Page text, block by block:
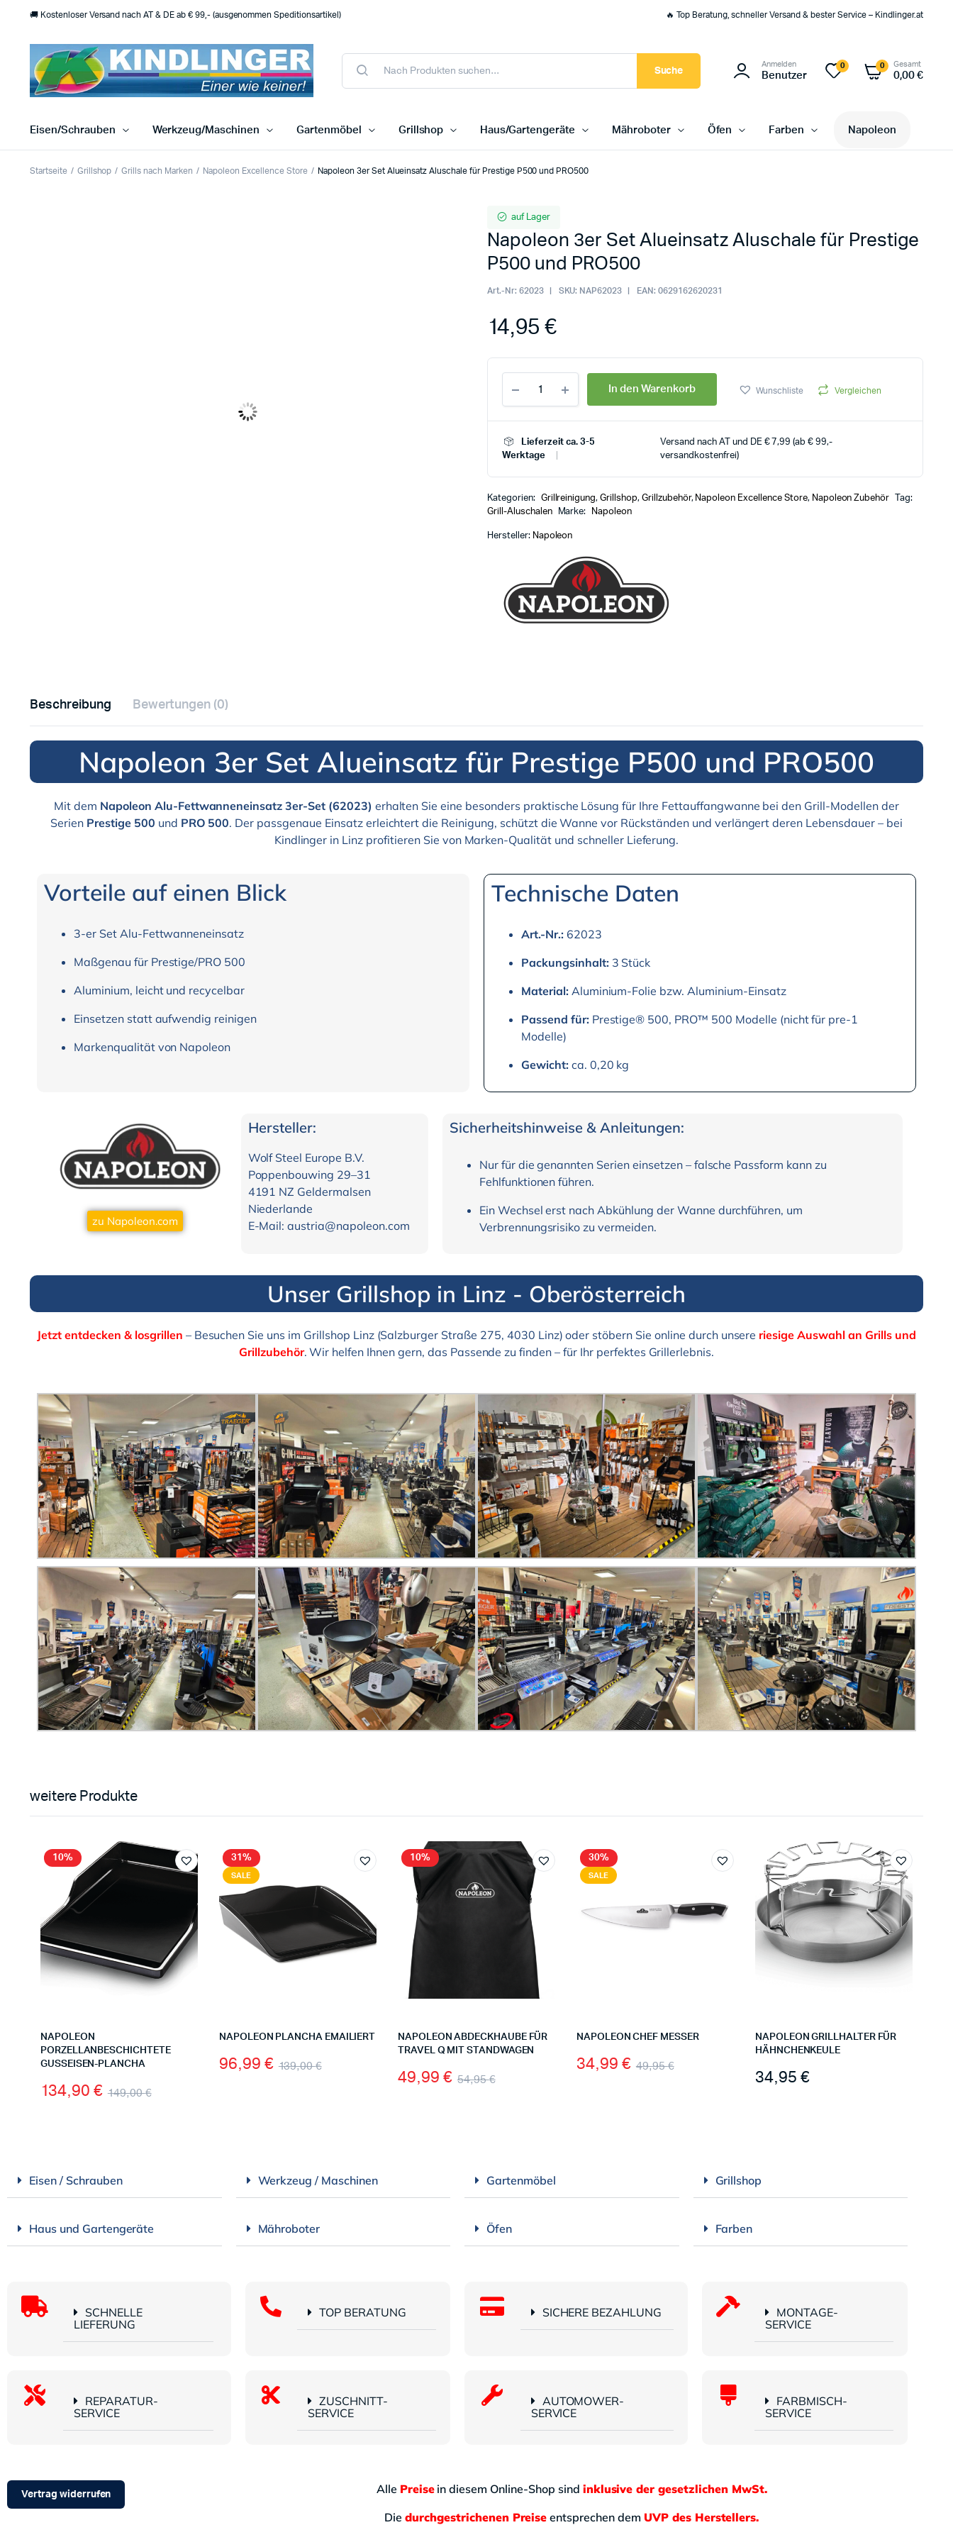
🚚 Kostenloser Versand nach AT & DE ab € 99,- (ausgenommen Speditionsartikel) 🔥 Top Beratung, schneller Versand & bester Service – Kindlinger.at
Suche
Anmelden
Benutzer
0 0 Gesamt
0,00€
Eisen/Schrauben Werkzeug/Maschinen Gartenmöbel Grillshop Haus/Gartengeräte Mähroboter Öfen Farben Napoleon
Startseite Grillshop Grills nach Marken Napoleon Excellence Store Napoleon 3er Set Alueinsatz Aluschale für Prestige P500 und PRO500
auf Lager
Napoleon 3er Set Alueinsatz Aluschale für Prestige
P500 und PRO500
Art.-Nr: 62023 SKU: NAP62023 EAN: 0629162620231
14,95€
In den Warenkorb Wunschliste Vergleichen
Lieferzeit ca. 3-5
Werktage
Versand nach AT und DE € 7,99 (ab € 99,-
versandkostenfrei)
Kategorien: Grillreinigung,Grillshop, Grillzubehör, Napoleon Excellence Store, Napoleon Zubehör
Tag:
Grill-Aluschalen
Marke: Napoleon
Hersteller: Napoleon
Beschreibung Bewertungen (0)
Napoleon 3er Set Alueinsatz für Prestige P500 und PRO500
Mit dem Napoleon Alu-Fettwanneneinsatz 3er-Set (62023) erhalten Sie eine besonders praktische Lösung für Ihre Fettauffangwanne bei den Grill-Modellen der
Serien Prestige 500 und PRO 500. Der passgenaue Einsatz erleichtert die Reinigung, schützt die Wanne vor Rückständen und verlängert deren Lebensdauer – bei
Kindlinger in Linz profitieren Sie von Marken-Qualität und schneller Lieferung.
Vorteile auf einen Blick
3-er Set Alu-Fettwanneneinsatz
Maßgenau für Prestige/PRO 500
Aluminium, leicht und recycelbar
Einsetzen statt aufwendig reinigen
Markenqualität von Napoleon
Technische Daten
Art.-Nr.:62023
Packungsinhalt:3 Stück
Material:Aluminium-Folie bzw. Aluminium-Einsatz
Passend für:Prestige® 500, PRO™ 500 Modelle (nicht für pre-1
Modelle)
Gewicht:ca. 0,20 kg
zu Napoleon.com
Hersteller:
Wolf Steel Europe B.V.
Poppenbouwing 29–31
4191 NZ Geldermalsen
Niederlande
E-Mail: austria@napoleon.com
Sicherheitshinweise & Anleitungen:
Nur für die genannten Serien einsetzen – falsche Passform kann zu
Fehlfunktionen führen.
Ein Wechsel erst nach Abkühlung der Wanne durchführen, um
Verbrennungsrisiko zu vermeiden.
Unser Grillshop in Linz - Oberösterreich
Jetzt entdecken & losgrillen – Besuchen Sie uns im Grillshop Linz (Salzburger Straße 275, 4030 Linz) oder stöbern Sie online durch unsere riesige Auswahl an Grills und
Grillzubehör. Wir helfen Ihnen gern, das Passende zu finden – für Ihr perfektes Grillerlebnis.
weitere Produkte
10%
NAPOLEON
PORZELLANBESCHICHTETE
GUSSEISEN-PLANCHA
149,00€
134,90 €
31%
SALE
NAPOLEON PLANCHA EMAILIERT
139,00€
96,99 €
10%
NAPOLEON ABDECKHAUBE FÜR
TRAVEL Q MIT STANDWAGEN
54,95€
49,99 €
30%
SALE
NAPOLEON CHEF MESSER
49,95€
34,99 €
NAPOLEON GRILLHALTER FÜR
HÄHNCHENKEULE
34,95 €
Eisen / Schrauben
Haus und Gartengeräte
Werkzeug / Maschinen
Mähroboter
Gartenmöbel
Öfen
Grillshop
Farben
SCHNELLE
LIEFERUNG
TOP BERATUNG SICHERE BEZAHLUNG
MONTAGE-
SERVICE
REPARATUR-
SERVICE
ZUSCHNITT-
SERVICE
AUTOMOWER-
SERVICE
FARBMISCH-
SERVICE
Vertrag widerrufen Alle Preisein diesem Online-Shop sind inklusive der gesetzlichen MwSt.
Diedurchgestrichenen Preise entsprechen dem UVP des Herstellers.